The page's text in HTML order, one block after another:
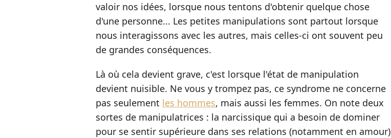
valoir nos idées, lorsque nous tentons d'obtenir quelque chose
d'une personne... Les petites manipulations sont partout lorsque
nous interagissons avec les autres, mais celles-ci ont souvent peu
de grandes conséquences.
Là où cela devient grave, c'est lorsque l'état de manipulation
devient nuisible. Ne vous y trompez pas, ce syndrome ne concerne
pas seulement les hommes, mais aussi les femmes. On note deux
sortes de manipulatrices : la narcissique qui a besoin de dominer
pour se sentir supérieure dans ses relations (notamment en amour)